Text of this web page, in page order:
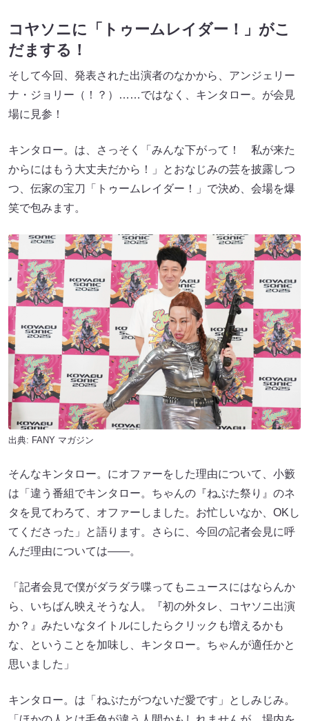
コヤソニに「トゥームレイダー！」がこ
だまする！
そして今回、発表された出演者のなかから、アンジェリー
ナ・ジョリー（！？）……ではなく、キンタロー。が会見
場に見参！
キンタロー。は、さっそく「みんな下がって！ 私が来た
からにはもう大丈夫だから！」とおなじみの芸を披露しつ
つ、伝家の宝刀「トゥームレイダー！」で決め、会場を爆
笑で包みます。
出典: FANY マガジン
そんなキンタロー。にオファーをした理由について、小籔
は「違う番組でキンタロー。ちゃんの『ねぶた祭り』のネ
タを見てわろて、オファーしました。お忙しいなか、OKし
てくださった」と語ります。さらに、今回の記者会見に呼
んだ理由については――。
「記者会見で僕がダラダラ喋ってもニュースにはならんか
ら、いちばん映えそうな人。『初の外タレ、コヤソニ出演
か？』みたいなタイトルにしたらクリックも増えるかも
な、ということを加味し、キンタロー。ちゃんが適任かと
思いました」
キンタロー。は「ねぶたがつないだ愛です」としみじみ。